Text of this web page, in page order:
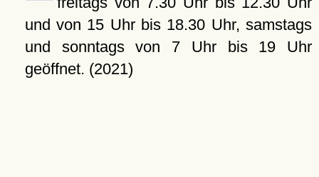
und von 15 Uhr bis 18.30 Uhr, samstags
und sonntags von 7 Uhr bis 19 Uhr
geöffnet. (2021)